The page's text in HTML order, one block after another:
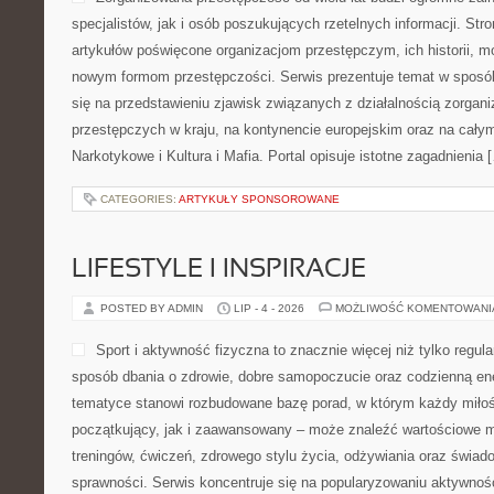
specjalistów, jak i osób poszukujących rzetelnych informacji.
artykułów poświęcone organizacjom przestępczym, ich historii,
nowym formom przestępczości. Serwis prezentuje temat w
się na przedstawieniu zjawisk związanych z działalnością
przestępczych w kraju, na kontynencie europejskim oraz na
Narkotykowe i Kultura i Mafia. Portal opisuje istotne zagadnienia
CATEGORIES: ARTYKUŁY SPONSOROWANE
LIFESTYLE I INSPIRACJE
POSTED BY ADMIN LIP - 4 - 2026 MOŻLIWOŚĆ
Sport i aktywność fizyczna to znacznie więcej niż tylko
sposób dbania o zdrowie, dobre samopoczucie oraz codzienną
tematyce stanowi rozbudowane bazę porad, w którym każdy
początkujący, jak i zaawansowany – może znaleźć wartościowe
treningów, ćwiczeń, zdrowego stylu życia, odżywiania oraz
sprawności. Serwis koncentruje się na popularyzowaniu